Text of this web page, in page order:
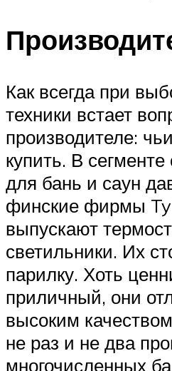
Как всегда при
техники встает
производителе:
купить. В
для бань и саун
финские фирмы
выпускают
светильники. Их
парилку. Хоть
приличный, они
высоким
не раз и не два
многочисленных